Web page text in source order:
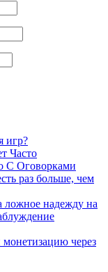
игр?
Часто
С Оговорками
раз больше, чем
ложное надежду на
монетизацию через